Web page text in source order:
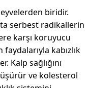
biridir.
serbest radikallerin
karşı koruyucu
kabızlık
Kalp sağlığını
ve kolesterol